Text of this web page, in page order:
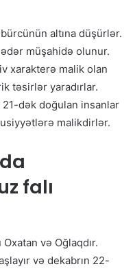
altına düşürlər.
müşahidə olunur.
xarakterə malik olan
təsirlər yaradırlar.
21-dək doğulan insanlar
malikdirlər.
falı
və Oğlaqdır.
və dekabrın 22-